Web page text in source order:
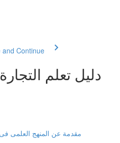
and Continue
مقدمة عن المنهج العلمى فى